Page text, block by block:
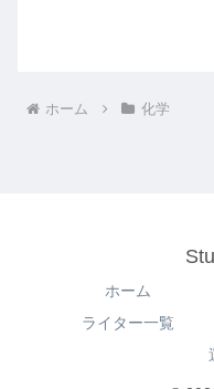
ホーム 化学
ホーム
ライター一覧